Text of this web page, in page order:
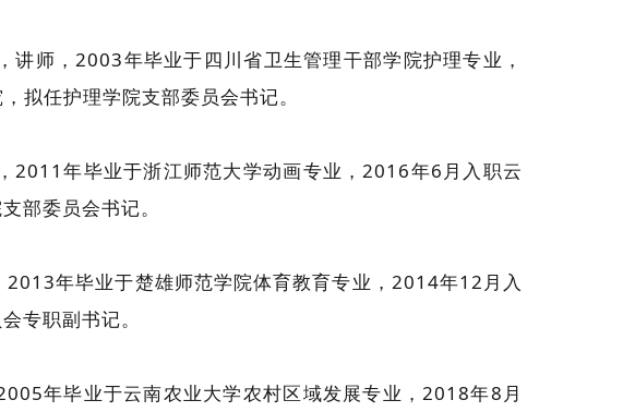
师，2003年毕业于四川省卫生管理干部学院护理专业，
拟任护理学院支部委员会书记。
2011年毕业于浙江师范大学动画专业，2016年6月入职云
部委员会书记。
年毕业于楚雄师范学院体育教育专业，2014年12月入
专职副书记。
年毕业于云南农业大学农村区域发展专业，2018年8月